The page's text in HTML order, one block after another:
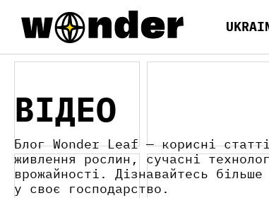
ВІДЕО
Блог Wonder Leaf — корисні
живлення рослин, сучасні
врожайності. Дізнавайтесь
у своє господарство.